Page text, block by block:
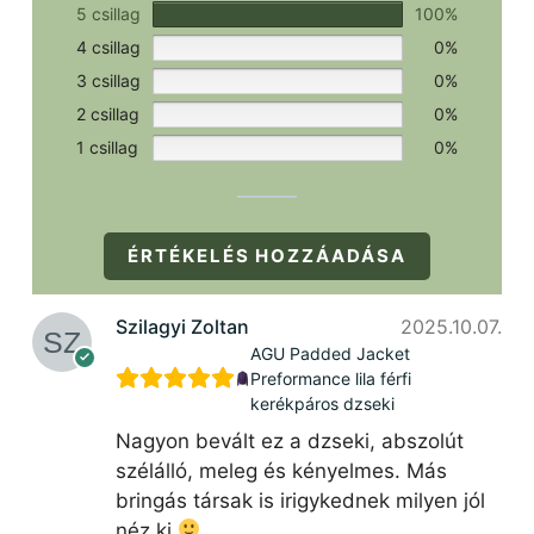
5 csillag
100%
4 csillag
0%
3 csillag
0%
2 csillag
0%
1 csillag
0%
ÉRTÉKELÉS HOZZÁADÁSA
Szilagyi Zoltan 2025.10.07.
AGU Padded Jacket
Preformance lila férfi
kerékpáros dzseki
Nagyon bevált ez a dzseki, abszolút
szélálló, meleg és kényelmes. Más
bringás társak is irigykednek milyen jól